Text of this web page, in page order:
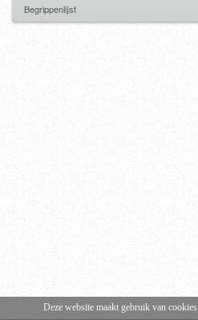
Deze website maakt gebruik van cookies.
Begrippenlijst